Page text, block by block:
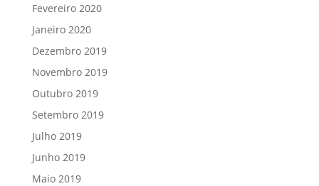
Fevereiro 2020
Janeiro 2020
Dezembro 2019
Novembro 2019
Outubro 2019
Setembro 2019
Julho 2019
Junho 2019
Maio 2019